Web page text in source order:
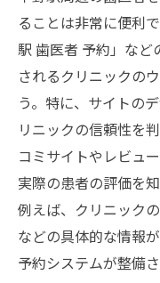
ることは非常に便利
駅 歯医者 予約」など
されるクリニックの
う。特に、サイトの
リニックの信頼性を
コミサイトやレビュ
実際の患者の評価を
例えば、クリニック
などの具体的な情報
予約システムが整備